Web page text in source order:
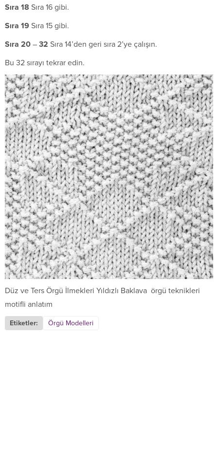
Sıra 18 Sıra 16 gibi.
Sıra 19 Sıra 15 gibi.
Sıra 20 – 32 Sıra 14’den geri sıra 2’ye çalışın.
Bu 32 sırayı tekrar edin.
Düz ve Ters Örgü İlmekleri Yıldızlı Baklava örgü teknikleri
motifli anlatım
Etiketler: Örgü Modelleri